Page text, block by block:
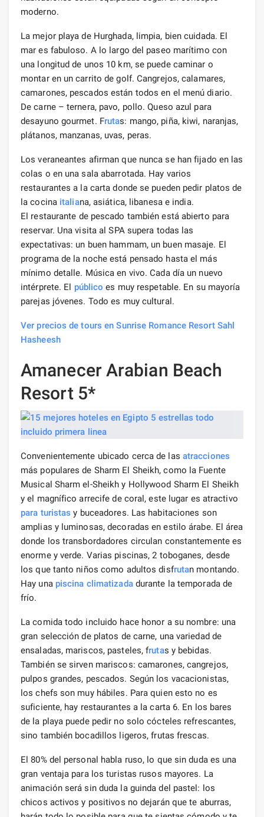
moderno.
La mejor playa de Hurghada, limpia, bien cuidada. El
mar es fabuloso. A lo largo del paseo marítimo con
una longitud de unos 10 km, se puede caminar o
montar en un carrito de golf. Cangrejos, calamares,
camarones, pescados están todos en el menú diario.
De carne – ternera, pavo, pollo. Queso azul para
desayuno gourmet. Frutas: mango, piña, kiwi, naranjas,
plátanos, manzanas, uvas, peras.
Los veraneantes afirman que nunca se han fijado en las
colas o en una sala abarrotada. Hay varios
restaurantes a la carta donde se pueden pedir platos de
la cocina italiana, asiática, libanesa e india.
El restaurante de pescado también está abierto para
reservar. Una visita al SPA supera todas las
expectativas: un buen hammam, un buen masaje. El
programa de la noche está pensado hasta el más
mínimo detalle. Música en vivo. Cada día un nuevo
intérprete. El público es muy respetable. En su mayoría
parejas jóvenes. Todo es muy cultural.
Ver precios de tours en Sunrise Romance Resort Sahl
Hasheesh
Amanecer Arabian Beach
Resort 5*
Convenientemente ubicado cerca de las atracciones
más populares de Sharm El Sheikh, como la Fuente
Musical Sharm el-Sheikh y Hollywood Sharm El Sheikh
y el magnífico arrecife de coral, este lugar es atractivo
para turistas y buceadores. Las habitaciones son
amplias y luminosas, decoradas en estilo árabe. El área
donde los transbordadores circulan constantemente es
enorme y verde. Varias piscinas, 2 toboganes, desde
los que tanto niños como adultos disfrutan montando.
Hay una piscina climatizadadurante la temporada de
frío.
La comida todo incluido hace honor a su nombre: una
gran selección de platos de carne, una variedad de
ensaladas, mariscos, pasteles, frutas y bebidas.
También se sirven mariscos: camarones, cangrejos,
pulpos grandes, pescados. Según los vacacionistas,
los chefs son muy hábiles. Para quien esto no es
suficiente, hay restaurantes a la carta 6. En los bares
de la playa puede pedir no solo cócteles refrescantes,
sino también bocadillos ligeros, frutas frescas.
El 80% del personal habla ruso, lo que sin duda es una
gran ventaja para los turistas rusos mayores. La
animación será sin duda la guinda del pastel: los
chicos activos y positivos no dejarán que te aburras,